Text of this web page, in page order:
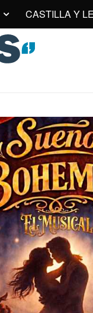
CASTILLA Y